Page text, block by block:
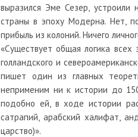
выразился Эме Сезер,
страны в эпоху Модерна. Нет,
прибыль из колоний. Ничего
«Существует общая логика всех
голландского и
пишет один из главных
неприменим ни к истории до
подобно ей, в ходе истории
сатрапий, арабский халифат,
царство)».